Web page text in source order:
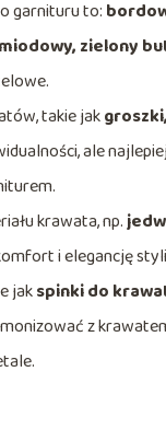
garnituru to:
zielony
takie jak
ale
krawata, np.
i elegancję
jakspinki do
z